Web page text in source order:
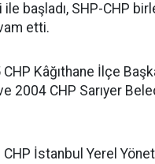
ile başladı, SHP-CHP
etti.
Kâğıthane İlçe
2004 CHP Sarıyer
İstanbul Yerel